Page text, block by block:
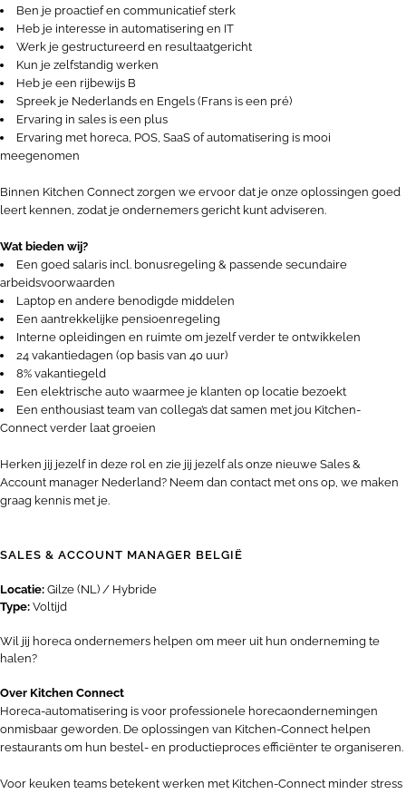
Ben je proactief en communicatief sterk
Heb je interesse in automatisering en IT
Werk je gestructureerd en resultaatgericht
Kun je zelfstandig werken
Heb je een rijbewijs B
Spreek je Nederlands en Engels (Frans is een pré)
Ervaring in sales is een plus
Ervaring met horeca, POS, SaaS of automatisering is mooi
meegenomen
Binnen Kitchen Connect zorgen we ervoor dat je onze oplossingen goed
leert kennen, zodat je ondernemers gericht kunt adviseren.
Wat bieden wij?
Een goed salaris incl. bonusregeling & passende secundaire
arbeidsvoorwaarden
Laptop en andere benodigde middelen
Een aantrekkelijke pensioenregeling
Interne opleidingen en ruimte om jezelf verder te ontwikkelen
24 vakantiedagen (op basis van 40 uur)
8% vakantiegeld
Een elektrische auto waarmee je klanten op locatie bezoekt
Een enthousiast team van collega’s dat samen met jou Kitchen-
Connect verder laat groeien
Herken jij jezelf in deze rol en zie jij jezelf als onze nieuwe Sales &
Account manager Nederland? Neem dan contact met ons op, we maken
graag kennis met je.
SALES & ACCOUNT MANAGER BELGIË
Locatie: Gilze (NL) / Hybride
Type: Voltijd
Wil jij horeca ondernemers helpen om meer uit hun onderneming te
halen?
Over Kitchen Connect
Horeca-automatisering is voor professionele horecaondernemingen
onmisbaar geworden. De oplossingen van Kitchen-Connect helpen
restaurants om hun bestel- en productieproces efficiënter te organiseren.
Voor keuken teams betekent werken met Kitchen-Connect minder stress